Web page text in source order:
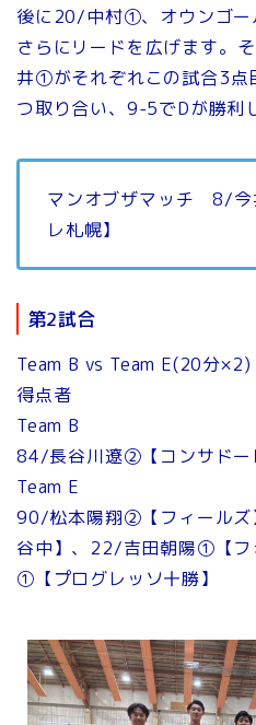
後に20/中村①、オウンゴー
さらにリードを広げます
井①がそれぞれこの試合3点
つ取り合い、9-5でDが勝利
マンオブザマッチ 8/今
レ札幌】
第2試合
Team B vs Team E(20
得点者
Team B
84/長谷川遼②【コンサドー
Team E
90/松本陽翔②【フィール
谷中】、22/吉田朝陽①【
①【プログレッソ十勝】